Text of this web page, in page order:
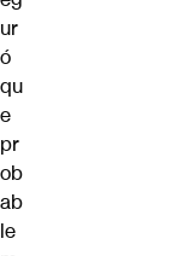
ur
ó
qu
e
pr
ob
ab
le